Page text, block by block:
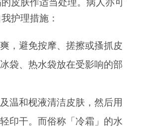
护理措施：
，避免按摩、搓擦或搔抓皮
袋、热水袋放在受影响的部
温和枧液清洁皮肤，然后用
印干。而俗称「冷霜」的水